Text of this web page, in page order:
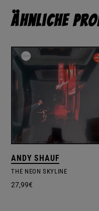
Ähnliche
ANDY SHAUF
THE NEON SKYLINE
27,99€